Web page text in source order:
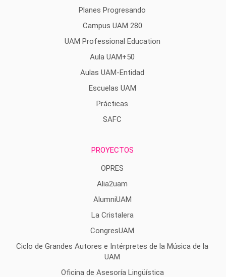
Planes Progresando
Campus UAM 280
UAM Professional Education
Aula UAM+50
Aulas UAM-Entidad
Escuelas UAM
Prácticas
SAFC
PROYECTOS
OPRES
Alia2uam
AlumniUAM
La Cristalera
CongresUAM
Ciclo de Grandes Autores e Intérpretes de la Música de la
UAM
Oficina de Asesoría Lingüística